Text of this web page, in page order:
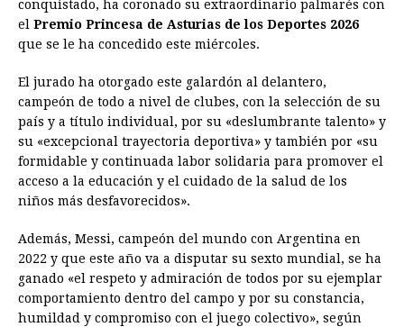
b
o
o
k
e
n
g
e
r
s
A
p
p
a
d
s
e
r
e
s
e
d
I
n
l
t
L
k
conquistado, ha coronado su extraordinario palmarés con
el Premio Princesa de Asturias de los Deportes 2026
que se le ha concedido este miércoles.
El jurado ha otorgado este galardón al delantero,
campeón de todo a nivel de clubes, con la selección de su
país y a título individual, por su «deslumbrante talento» y
su «excepcional trayectoria deportiva» y también por «su
formidable y continuada labor solidaria para promover el
acceso a la educación y el cuidado de la salud de los
niños más desfavorecidos».
Además, Messi, campeón del mundo con Argentina en
2022 y que este año va a disputar su sexto mundial, se ha
ganado «el respeto y admiración de todos por su ejemplar
comportamiento dentro del campo y por su constancia,
humildad y compromiso con el juego colectivo», según